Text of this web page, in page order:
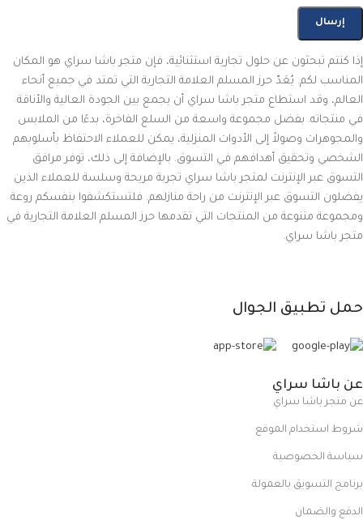
إذا كنتم تبحثون عن حلول تجارية استثنائية، فإن متجر باشا سراي هو المكان
المناسب لكم. يُعَدّ حرز المسلم العلامة التجارية التي تمتد في جميع أنحاء
العالم، وقد استطاع متجر باشا سراي أن يجمع بين الجودة العالية والأناقة
في منتجاته. بفضل مجموعة واسعة من السلع الفاخرة، بدءًا من الملابس
والمجوهرات وصولاً إلى الأدوات المنزلية، يمكن للعملاء الاحتفاظ بأسلوبهم
الشخصي وتحقيق أهدافهم في التسوق. بالإضافة إلى ذلك، توفر مرافق
التسوق عبر الإنترنت لمتجر باشا سراي تجربة مريحة وسلسة للعملاء الذين
يفضلون التسوق عبر الإنترنت من راحة منازلهم. فلتستكشفوا بنفسكم روعة
ومجموعة متنوعة من المنتجات التي تقدمها حرز المسلم العلامة التجارية في
متجر باشا سراي.
حمل تطبيق الجوال
عن باشا سراي
عن متجر باشا سراي
شروط استخدام الموقع
سياسة الخصوصية
برنامج التسويق بالعمولة
الدفع والضمان